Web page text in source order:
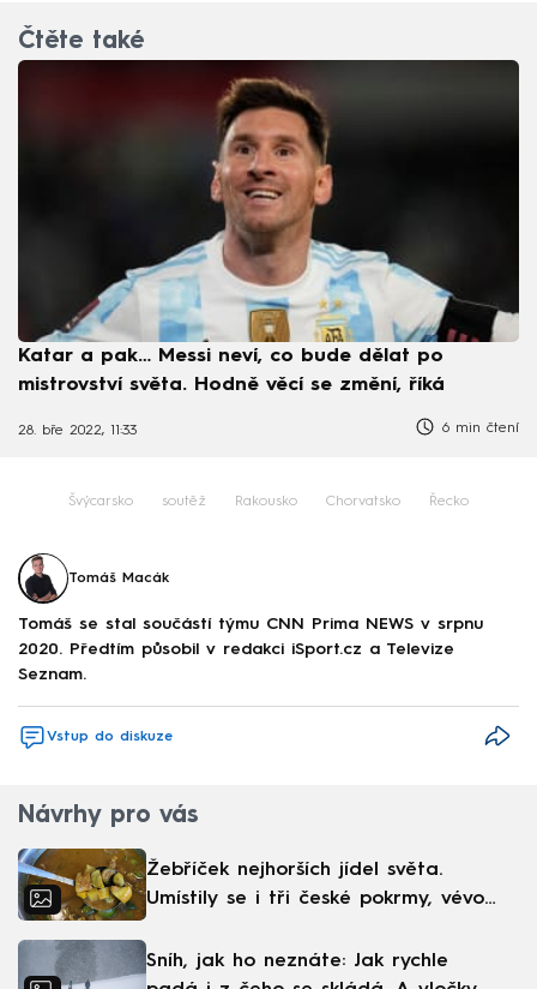
Čtěte také
Katar a pak… Messi neví, co bude dělat po
mistrovství světa. Hodně věcí se změní, říká
28. bře 2022, 11:33 6 min čtení
Švýcarsko soutěž Rakousko Chorvatsko Řecko
Tomáš Macák
Tomáš se stal součástí týmu CNN Prima NEWS v srpnu
2020. Předtím působil v redakci iSport.cz a Televize
Seznam.
Vstup do diskuze
Návrhy pro vás
Žebříček nejhorších jídel světa.
Umístily se i tři české pokrmy, vévodí
Sníh, jak ho neznáte: Jak rychle